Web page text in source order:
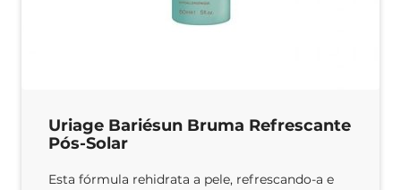
Uriage Bariésun Bruma Refrescante
Pós-Solar
Esta fórmula rehidrata a pele, refrescando-a e